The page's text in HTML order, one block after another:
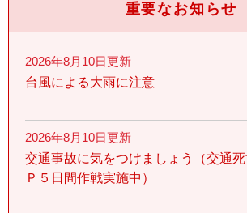
重要なお知らせ
2026年8月10日更新
台風による大雨に注意
2026年8月10日更新
交通事故に気をつけましょう（交通
Ｐ５日間作戦実施中）